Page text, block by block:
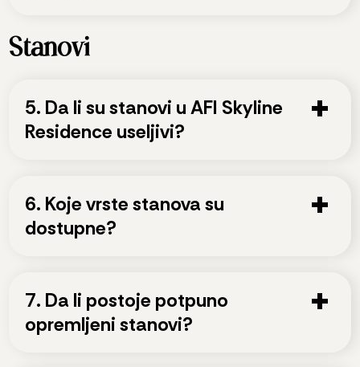
Stanovi
5. Da li su stanovi u AFI Skyline
Residence useljivi?
6. Koje vrste stanova su
dostupne?
7. Da li postoje potpuno
opremljeni stanovi?